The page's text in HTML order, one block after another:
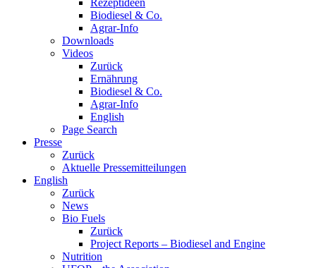
Rezeptideen
Biodiesel & Co.
Agrar-Info
Downloads
Videos
Zurück
Ernährung
Biodiesel & Co.
Agrar-Info
English
Page Search
Presse
Zurück
Aktuelle Pressemitteilungen
English
Zurück
News
Bio Fuels
Zurück
Project Reports – Biodiesel and Engine
Nutrition